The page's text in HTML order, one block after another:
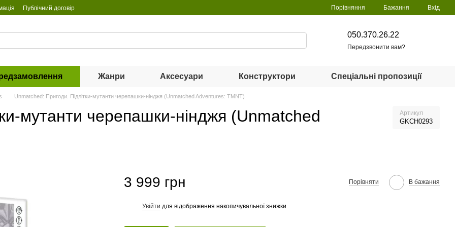
Публічний договір Порівняння Бажання Вхід
050.370.26.22
Передзвонити вам?
Жанри Аксесуари Конструктори Спеціальні пропозиції
Unmatched: Пригоди. Підлітки-мутанти черепашки-нінджя (Unmatched Adventures: TMNT)
мутанти черепашки-нінджя (Unmatched
Артикул
GKCH0293
3 999 грн Порівняти В бажання
Увійти для відображення накопичувальної знижки